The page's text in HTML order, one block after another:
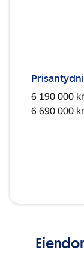
6 190 000
6 690 000 kr